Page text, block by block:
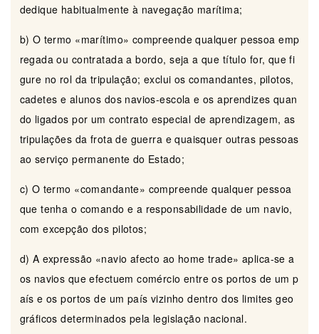
dedique habitualmente à navegação marítima;
b) O termo «marítimo» compreende qualquer pessoa emp
regada ou contratada a bordo, seja a que título for, que fi
gure no rol da tripulação; exclui os comandantes, pilotos,
cadetes e alunos dos navios-escola e os aprendizes quan
do ligados por um contrato especial de aprendizagem, as
tripulações da frota de guerra e quaisquer outras pessoas
ao serviço permanente do Estado;
c) O termo «comandante» compreende qualquer pessoa
que tenha o comando e a responsabilidade de um navio,
com excepção dos pilotos;
d) A expressão «navio afecto ao home trade» aplica-se a
os navios que efectuem comércio entre os portos de um p
aís e os portos de um país vizinho dentro dos limites geo
gráficos determinados pela legislação nacional.